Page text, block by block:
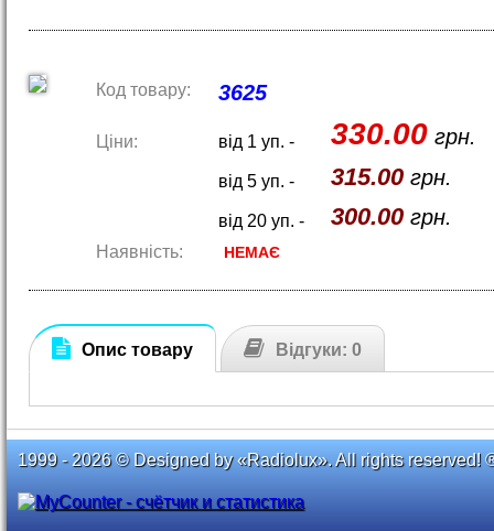
Код товару: 3625
Ціни: від 1 уп. - 330.00грн.
від 5 уп. - 315.00грн.
від 20 уп. - 300.00грн.
Наявність: НЕМАЄ
Опис товару Відгуки: 0
1999 - 2026 © Designed by «Radiolux». All rights reserved!